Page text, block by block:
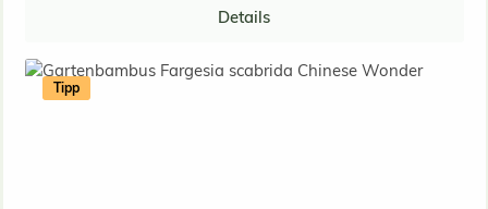
Details
Tipp